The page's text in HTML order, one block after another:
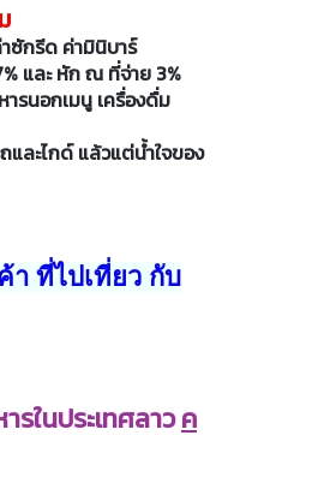
ซักรีด ค่ามินิบาร์
และ หัก ณ ที่จ่าย 3%
ารนอกเมนู เครื่องดื่ม
และไกด์ แล้วแต่น้ำใจของ
า ที่ไปเที่ยว กับ
รในประเทศลาวค